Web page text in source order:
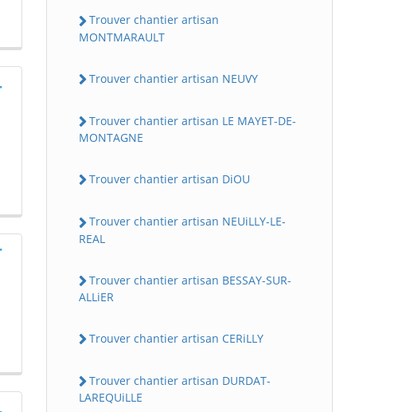
Trouver chantier artisan
MONTMARAULT
Trouver chantier artisan NEUVY
Trouver chantier artisan LE MAYET-DE-
MONTAGNE
Trouver chantier artisan DiOU
Trouver chantier artisan NEUiLLY-LE-
REAL
Trouver chantier artisan BESSAY-SUR-
ALLiER
Trouver chantier artisan CERiLLY
Trouver chantier artisan DURDAT-
LAREQUiLLE